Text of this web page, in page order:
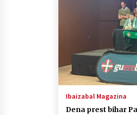
saioa
Auritz
Ibaizabal Magazina
Dena prest bihar